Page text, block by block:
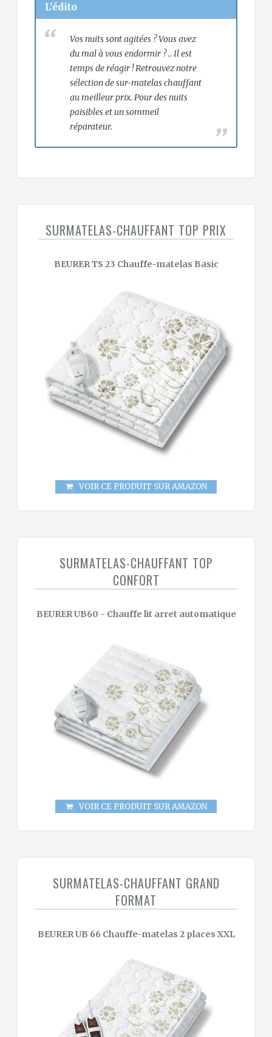
L'édito
Vos nuits sont agitées ? Vous avez
du mal à vous endormir ? .. Il est
temps de réagir ! Retrouvez notre
sélection de sur-matelas chauffant
au meilleur prix. Pour des nuits
paisibles et un sommeil
réparateur.
SURMATELAS-CHAUFFANT TOP PRIX
BEURER TS 23 Chauffe-matelas Basic
VOIR CE PRODUIT SUR AMAZON
SURMATELAS-CHAUFFANT TOP
CONFORT
BEURER UB60 - Chauffe lit arret automatique
VOIR CE PRODUIT SUR AMAZON
SURMATELAS-CHAUFFANT GRAND
FORMAT
BEURER UB 66 Chauffe-matelas 2 places XXL